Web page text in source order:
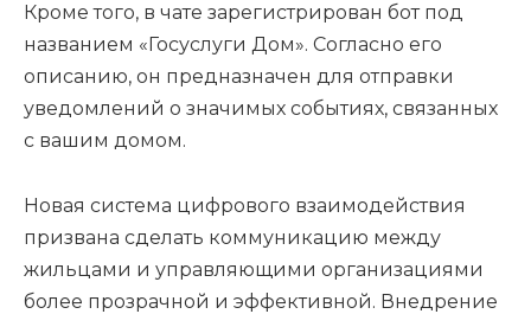
Кроме того, в чате зарегистрирован бот под
названием «Госуслуги Дом». Согласно его
описанию, он предназначен для отправки
уведомлений о значимых событиях, связанных
с вашим домом.
Новая система цифрового взаимодействия
призвана сделать коммуникацию между
жильцами и управляющими организациями
более прозрачной и эффективной. Внедрение